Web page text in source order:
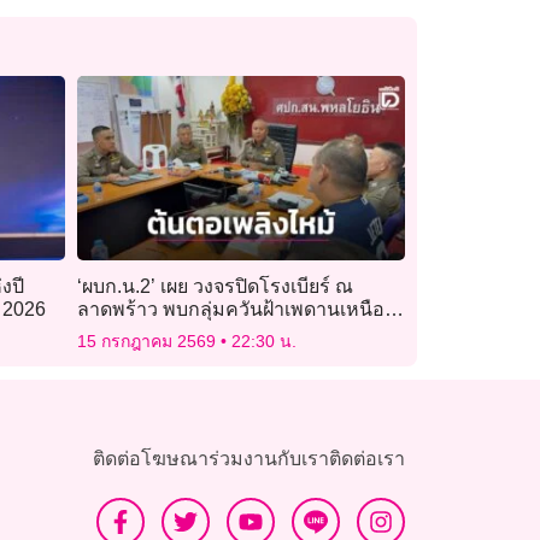
ปี
‘ผบก.น.2’ เผย วงจรปิดโรงเบียร์ ณ
ลาดพร้าว พบกลุ่มควันฝ้าเพดานเหนือ
เวที ก่อนเกิดโศกนาฎกรรม
15 กรกฎาคม 2569 22:30 น.
ติดต่อโฆษณาร่วมงานกับเราติดต่อเรา